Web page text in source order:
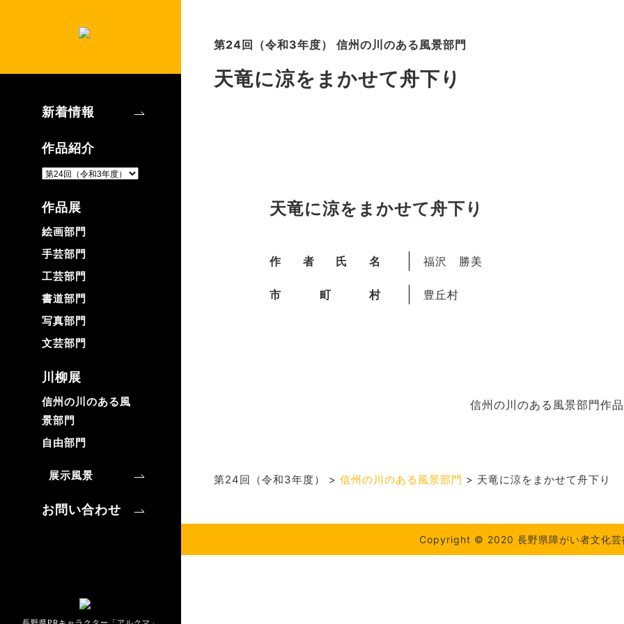
新着情報
作品紹介
作品展
絵画部門
手芸部門
工芸部門
書道部門
写真部門
文芸部門
川柳展
信州の川のある風
景部門
自由部門
展示風景
お問い合わせ
第24回（令和3年度） 信州の川のある風景部門
天竜に涼をまかせて舟下り
天竜に涼をまかせて舟下り
作者氏名 福沢 勝美
市町村 豊丘村
信州の川のある風景部門作
第24回（令和3年度） > 信州の川のある風景部門 > 天竜に涼をまかせて舟下り
Copyright © 2020 長野県障がい者文化芸